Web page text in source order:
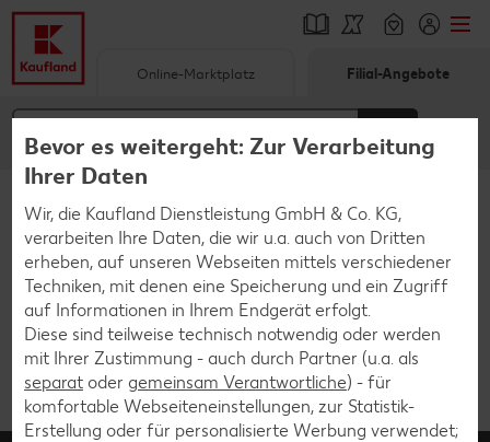
Hauptinhalt
Schwebender Seitenbereich
Online-Marktplatz Filial-Angebote
Startseite Unsere Services Filiale
Die von dir aufgerufene Filialseite ist nicht
verfügbar. Die Filialseite deiner Filiale findest
duhier.
Bevor es weitergeht: Zur Verarbeitung
Ihrer Daten
Wir, die Kaufland Dienstleistung GmbH & Co. KG,
verarbeiten Ihre Daten, die wir u.a. auch von Dritten
erheben, auf unseren Webseiten mittels verschiedener
Techniken, mit denen eine Speicherung und ein Zugriff
auf Informationen in Ihrem Endgerät erfolgt.
Diese sind teilweise technisch notwendig oder werden
mit Ihrer Zustimmung - auch durch Partner (u.a. als
separat oder gemeinsam Verantwortliche) - für
komfortable Webseiteneinstellungen, zur Statistik-
Erstellung oder für personalisierte Werbung verwendet;